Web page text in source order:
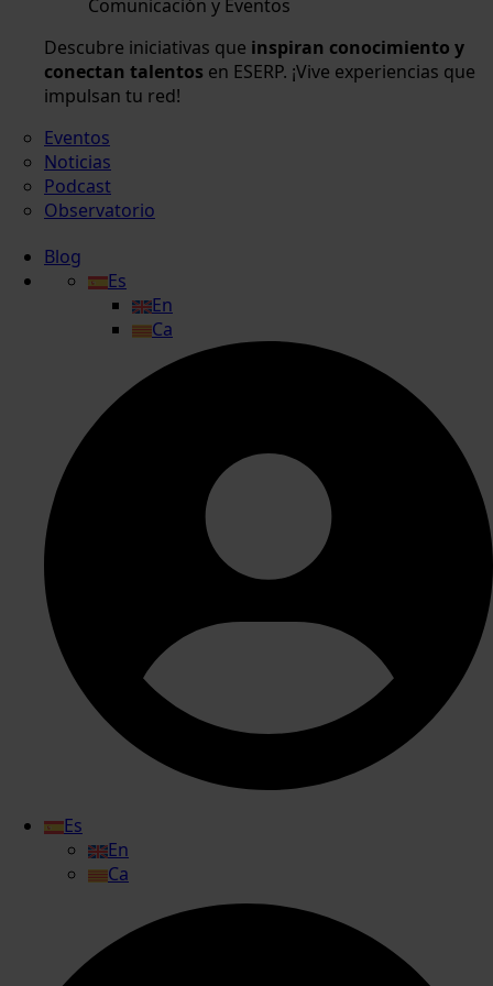
Comunicación y Eventos
Descubre iniciativas que inspiran conocimiento y
conectan talentos en ESERP. ¡Vive experiencias que
impulsan tu red!
Eventos
Noticias
Podcast
Observatorio
Blog
Es
En
Ca
Es
En
Ca